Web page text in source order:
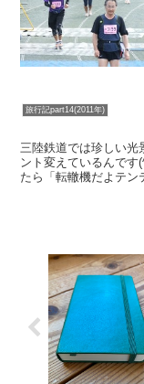
旅行記part14(2011年)
三陸鉄道では珍しい光
ント変えているんで
たら「転轍機だよテン